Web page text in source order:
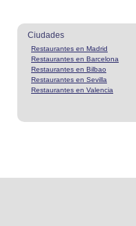
Ciudades
Restaurantes en Madrid
Restaurantes en Barcelona
Restaurantes en Bilbao
Restaurantes en Sevilla
Restaurantes en Valencia